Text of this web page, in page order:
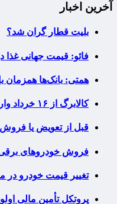
آخرین اخبار
بلیت قطار گران شد؟
فائو: قیمت جهانی غذا در اوج ۳
همتی: بانک‌ها همزمان
کالابرگ از ۱۶ خرداد وارد فاز تخفیف می شود
قبل از تعویض یا فروش
فروش خودروهای برقی
تغییر قیمت خودرو در
پروتکل تأمین مالی